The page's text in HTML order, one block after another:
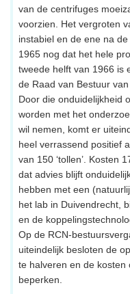
van de centrifuges
voorzien. Het vergroten
instabiel en de ene na
1965 nog dat het hele
tweede helft van 1966 is
de Raad van Bestuur
Door die onduidelijkheid
worden met het
wil nemen, komt er
heel verrassend positief
van 150 ‘tollen’. Kosten
dat advies blijft
hebben met een
het lab in Duivendrecht,
en de
Op de RCN-
uiteindelijk besloten de
te halveren en de
beperken.